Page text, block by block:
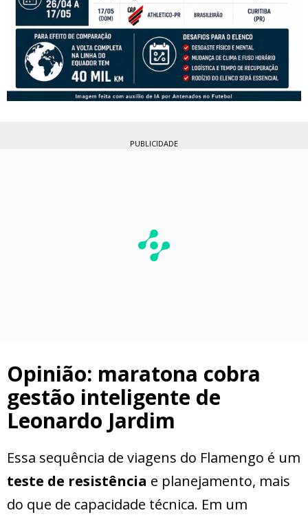
PUBLICIDADE
Opinião: maratona cobra
gestão inteligente de
Leonardo Jardim
Essa sequência de viagens do Flamengo é um
teste de resistência e planejamento, mais
do que de capacidade técnica. Em um